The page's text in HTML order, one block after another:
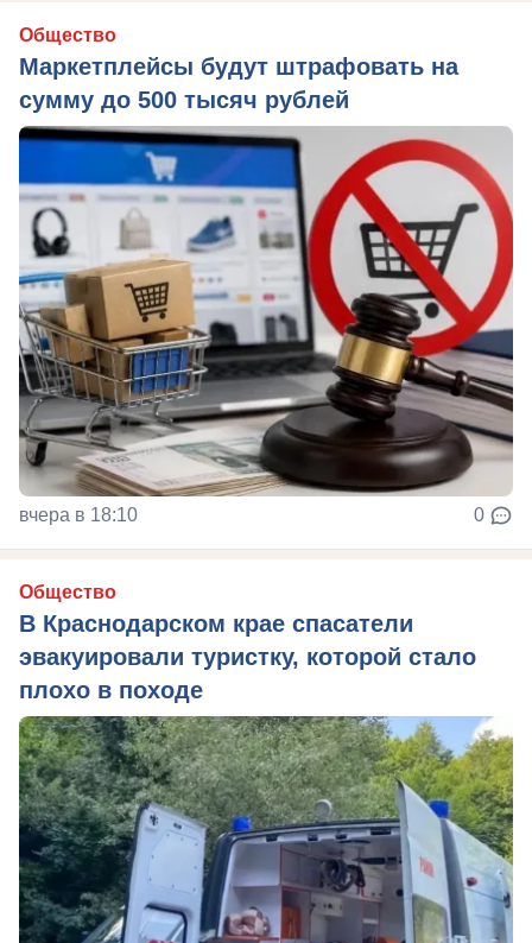
Общество
Маркетплейсы будут штрафовать на
сумму до 500 тысяч рублей
вчера в 18:10 0
Общество
В Краснодарском крае спасатели
эвакуировали туристку, которой стало
плохо в походе